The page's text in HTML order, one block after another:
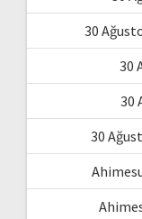
30
30
30
30